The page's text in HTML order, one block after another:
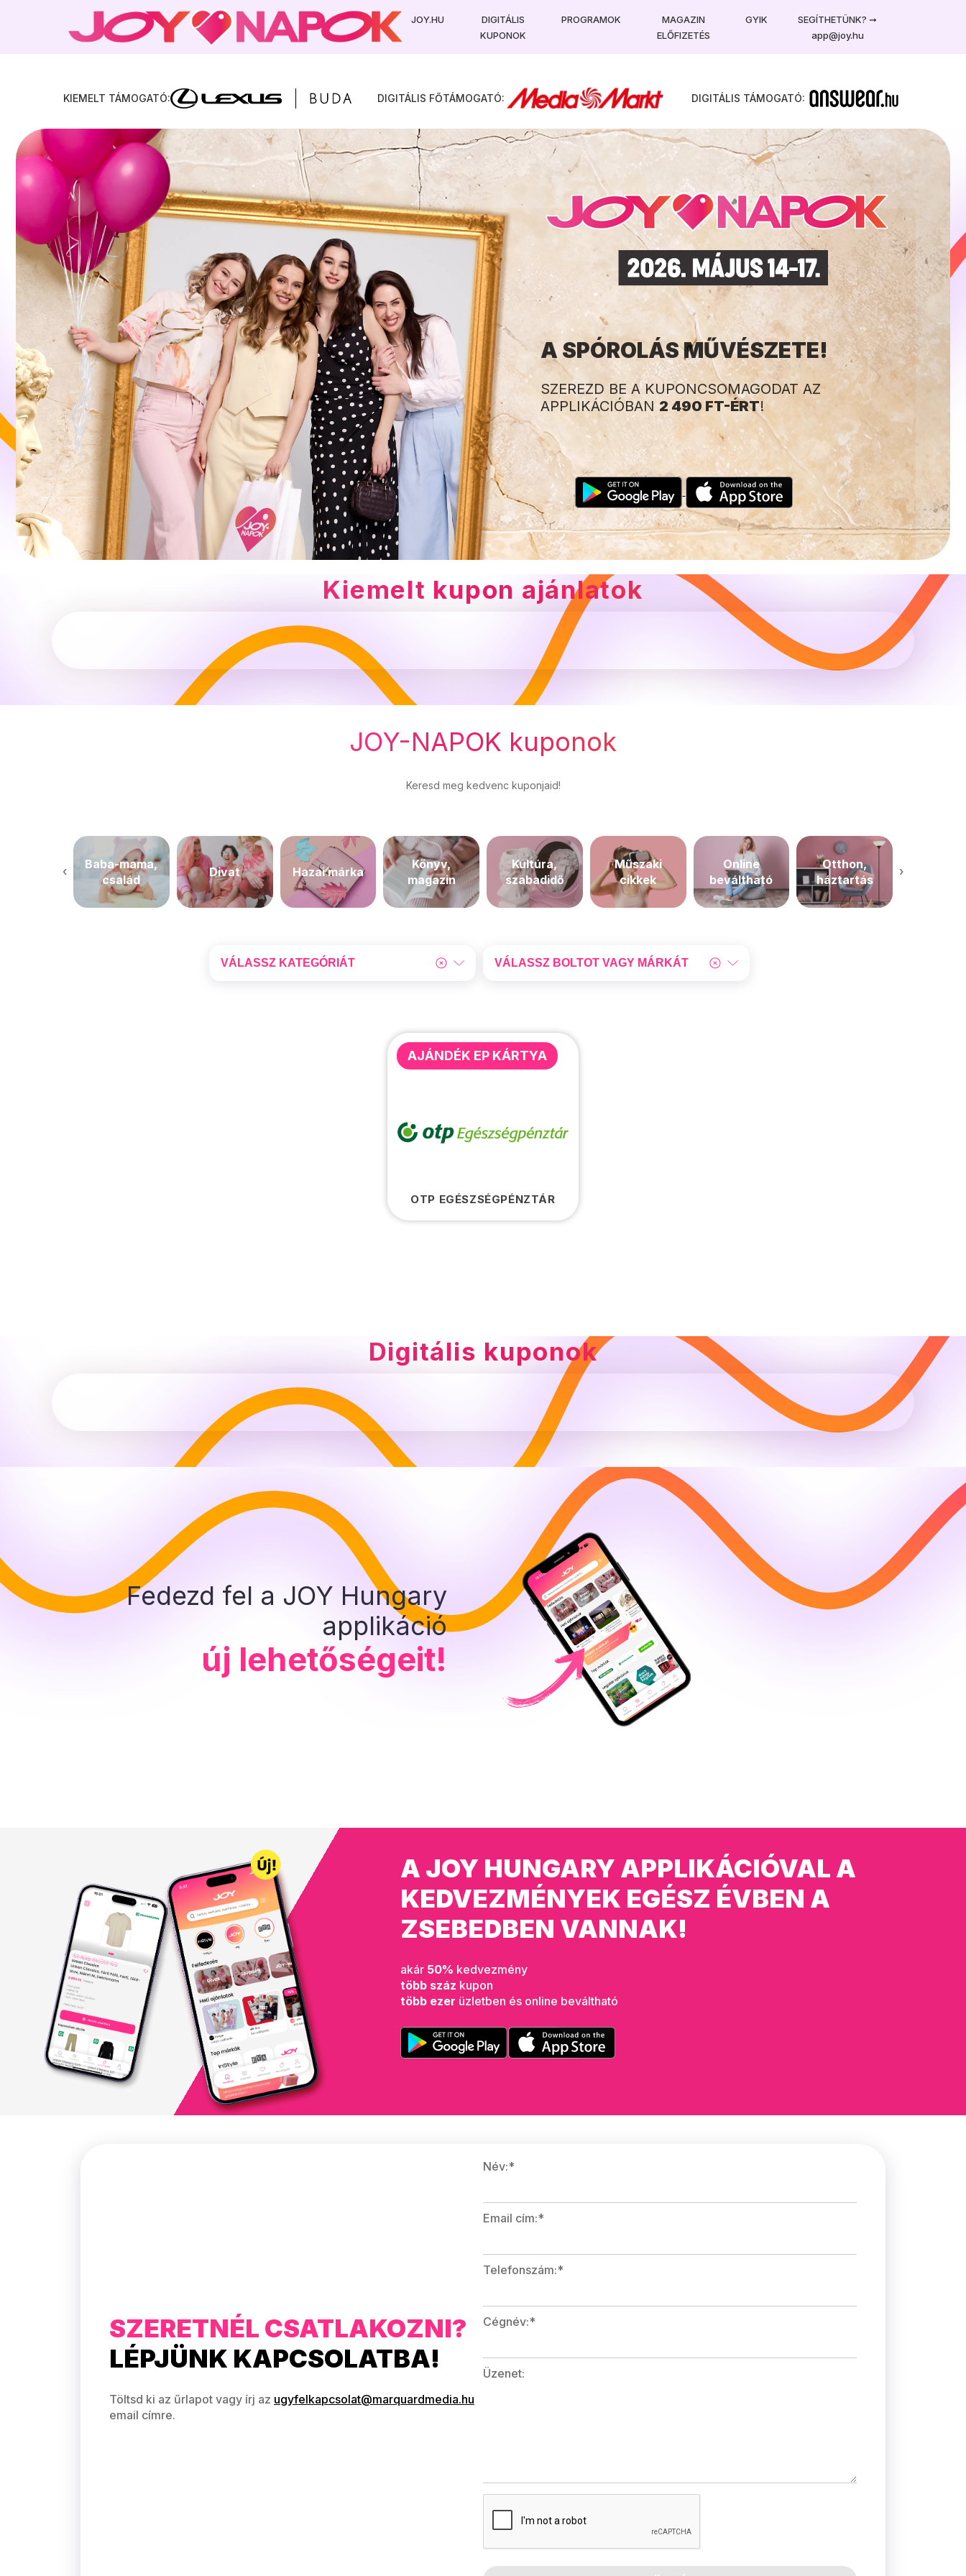
JOY.HU
DIGITÁLIS
KUPONOK
PROGRAMOK
MAGAZIN
ELŐFIZETÉS
GYIK SEGÍTHETÜNK? ➞
app@joy.hu
DIGITÁLIS KUPONOK
GYAKRAN ISMÉTELT KÉRDÉSEK
JOY.HU
MAGAZIN ELŐFIZETÉS
SEGÍTHETÜNK? -> APP@JOY.HU
ADATAIM
KIJELENTKEZÉS
KIEMELT TÁMOGATÓ: DIGITÁLIS FŐTÁMOGATÓ: DIGITÁLIS TÁMOGATÓ:
A SPÓROLÁS MŰVÉSZETE!
SZEREZD BE A KUPONCSOMAGODAT AZ
APPLIKÁCIÓBAN 2 490 FT-ÉRT!
Kiemelt kupon ajánlatok
JOY-NAPOK kuponok
Keresd meg kedvenc kuponjaid!
Baba-mama,
család
Divat Hazai márka
Könyv,
magazin
Kultúra,
szabadidő
Műszaki
cikkek
Online
beváltható
Otthon,
háztartás
‹ ›
AJÁNDÉK EP KÁRTYA
OTP EGÉSZSÉGPÉNZTÁR
Digitális kuponok
Fedezd fel a JOY Hungary
applikáció
új lehetőségeit!
A JOY HUNGARY APPLIKÁCIÓVAL A
KEDVEZMÉNYEK EGÉSZ ÉVBEN A
ZSEBEDBEN VANNAK!
akár 50% kedvezmény
több száz kupon
több ezer üzletben és online beváltható
SZERETNÉL CSATLAKOZNI?
LÉPJÜNK KAPCSOLATBA!
Töltsd ki az űrlapot vagy írj az ugyfelkapcsolat@marquardmedia.hu
email címre.
Név:*
Email cím:*
Telefonszám:*
Cégnév:*
Üzenet: